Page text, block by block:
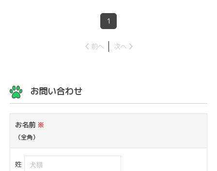
1
前へ 次へ
お問い合わせ
お名前 ※
（全角）
姓